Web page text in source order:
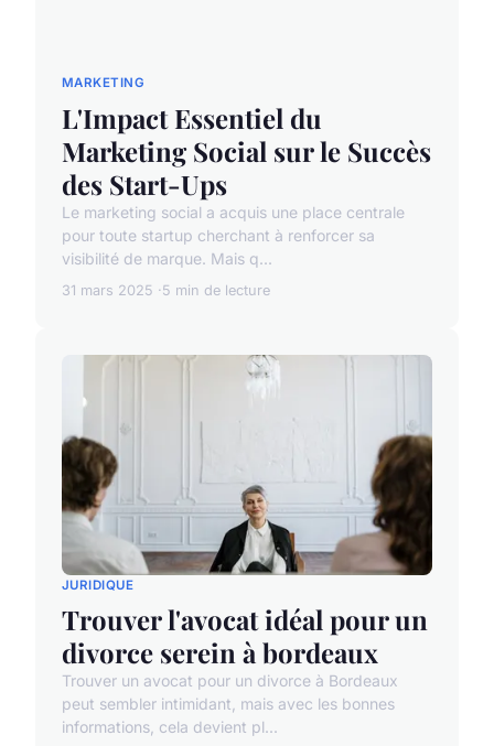
MARKETING
L'Impact Essentiel du
Marketing Social sur le Succès
des Start-Ups
Le marketing social a acquis une place centrale
pour toute startup cherchant à renforcer sa
visibilité de marque. Mais q...
31 mars 2025 5 min de lecture
JURIDIQUE
Trouver l'avocat idéal pour un
divorce serein à bordeaux
Trouver un avocat pour un divorce à Bordeaux
peut sembler intimidant, mais avec les bonnes
informations, cela devient pl...